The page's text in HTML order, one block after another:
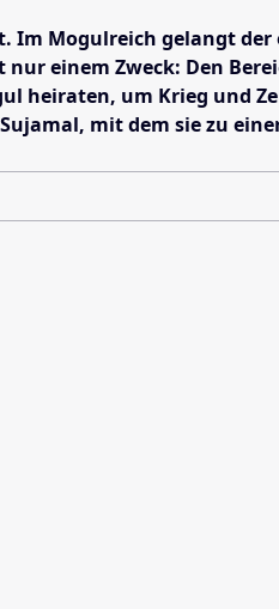
Im Mogulreich gelangt
nur einem Zweck: Den
heiraten, um Krieg und
mit dem sie zu